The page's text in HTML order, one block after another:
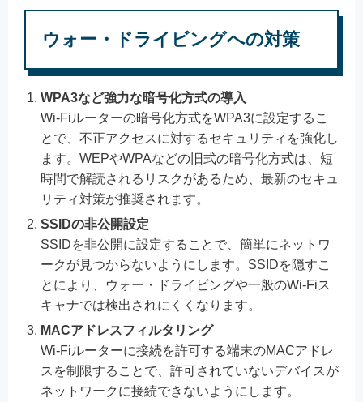
ウォー・ドライビングへの対策
WPA3など強力な暗号化方式の導入
Wi-Fiルーターの暗号化方式をWPA3に設定するこ
とで、不正アクセスに対するセキュリティを強化し
ます。WEPやWPAなどの旧式の暗号化方式は、短
時間で解読されるリスクがあるため、最新のセキュ
リティ対策が推奨されます。
SSIDの非公開設定
SSIDを非公開に設定することで、簡単にネットワ
ークが見つからないようにします。SSIDを隠すこ
とにより、ウォー・ドライビングや一般のWi-Fiス
キャナでは検出されにくくなります。
MACアドレスフィルタリング
Wi-Fiルーターに接続を許可する端末のMACアドレ
スを制限することで、許可されていないデバイスが
ネットワークに接続できないようにします。